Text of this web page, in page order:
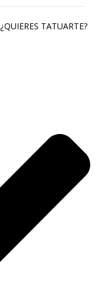
¿QUIERES TATUARTE?